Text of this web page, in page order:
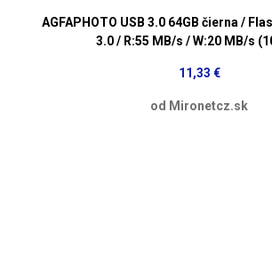
AGFAPHOTO USB 3.0 64GB čierna /
3.0 / R:55 MB/s / W:20 MB/s
11,33 €
od Mironetcz.sk